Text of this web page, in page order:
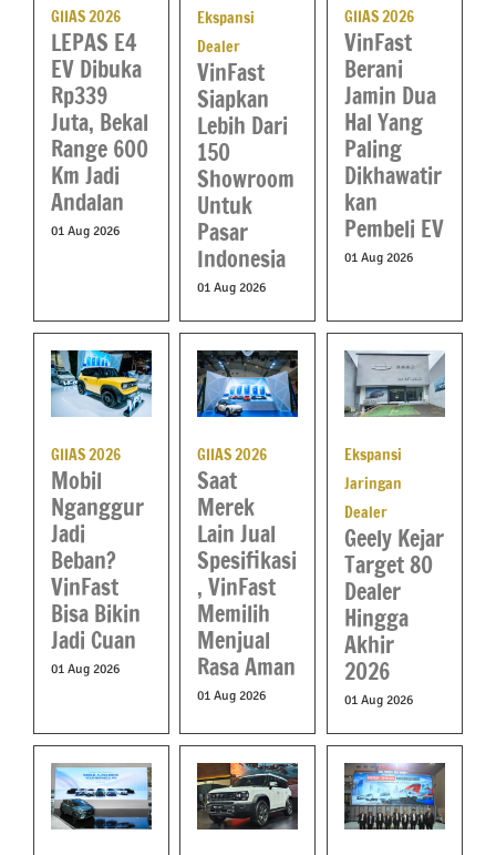
GIIAS 2026
LEPAS E4
EV Dibuka
Rp339
Juta, Bekal
Range 600
Km Jadi
Andalan
01 Aug 2026
Ekspansi
Dealer
VinFast
Siapkan
Lebih Dari
150
Showroom
Untuk
Pasar
Indonesia
01 Aug 2026
GIIAS 2026
VinFast
Berani
Jamin Dua
Hal Yang
Paling
Dikhawatir
kan
Pembeli EV
01 Aug 2026
GIIAS 2026
Mobil
Nganggur
Jadi
Beban?
VinFast
Bisa Bikin
Jadi Cuan
01 Aug 2026
GIIAS 2026
Saat
Merek
Lain Jual
Spesifikasi
, VinFast
Memilih
Menjual
Rasa Aman
01 Aug 2026
Ekspansi
Jaringan
Dealer
Geely Kejar
Target 80
Dealer
Hingga
Akhir
2026
01 Aug 2026